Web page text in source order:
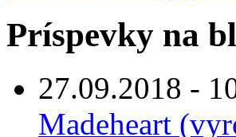
Príspevky na
27.09.2018 -
Madeheart